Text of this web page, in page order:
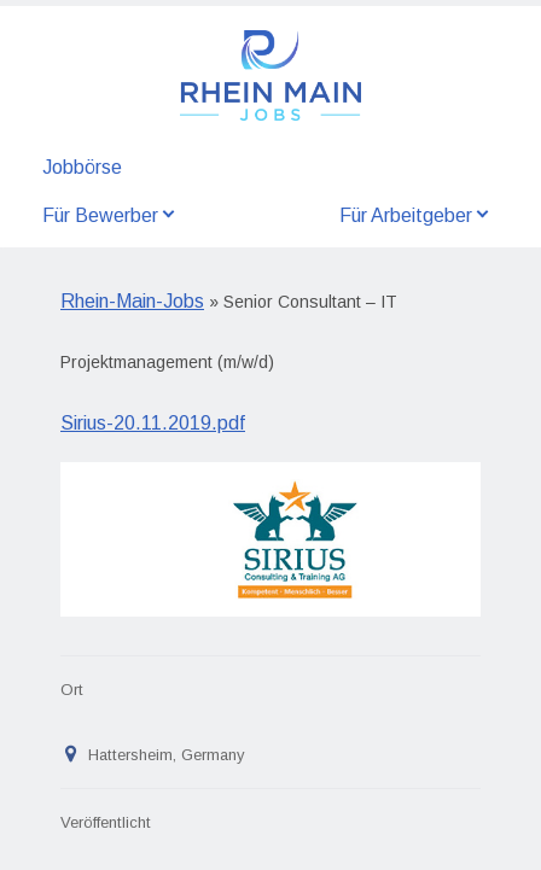
Jobbörse
Für Bewerber Für Arbeitgeber
Rhein-Main-Jobs » Senior Consultant – IT
Projektmanagement (m/w/d)
Sirius-20.11.2019.pdf
Ort
Hattersheim, Germany
Veröffentlicht